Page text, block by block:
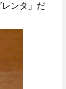
ンタ」だ